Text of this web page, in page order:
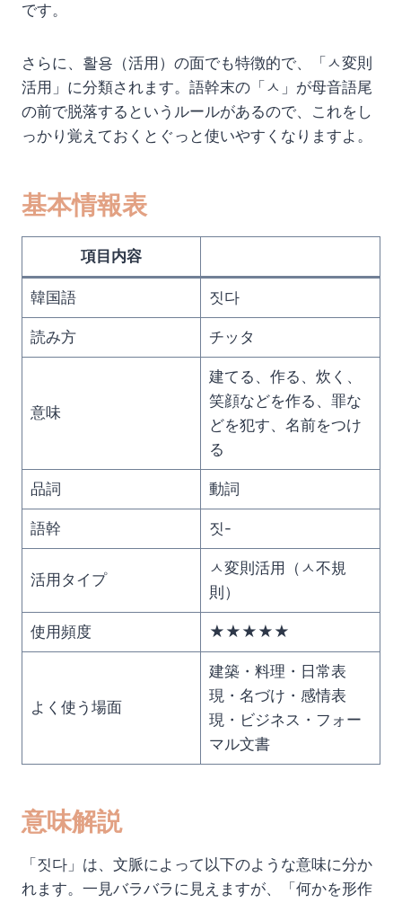
です。
さらに、활용（活用）の面でも特徴的で、「ㅅ変則
活用」に分類されます。語幹末の「ㅅ」が母音語尾
の前で脱落するというルールがあるので、これをし
っかり覚えておくとぐっと使いやすくなりますよ。
基本情報表
項目内容
韓国語 짓다
読み方 チッタ
意味
建てる、作る、炊く、
笑顔などを作る、罪な
どを犯す、名前をつけ
る
品詞 動詞
語幹 짓-
活用タイプ
ㅅ変則活用（ㅅ不規
則）
使用頻度 ★★★★★
よく使う場面
建築・料理・日常表
現・名づけ・感情表
現・ビジネス・フォー
マル文書
意味解説
「짓다」は、文脈によって以下のような意味に分か
れます。一見バラバラに見えますが、「何かを形作